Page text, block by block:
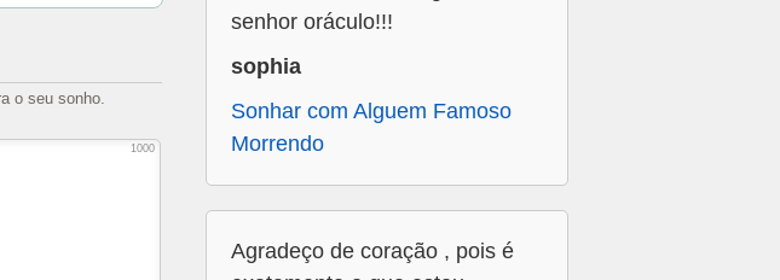
o seu sonho.
1000
senhor oráculo!!!
sophia
Sonhar com Alguem Famoso
Morrendo
Agradeço de coração , pois é